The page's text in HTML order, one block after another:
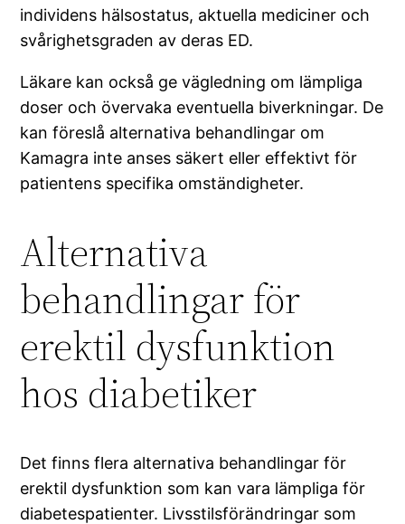
individens hälsostatus, aktuella mediciner och
svårighetsgraden av deras ED.
Läkare kan också ge vägledning om lämpliga
doser och övervaka eventuella biverkningar. De
kan föreslå alternativa behandlingar om
Kamagra inte anses säkert eller effektivt för
patientens specifika omständigheter.
Alternativa
behandlingar för
erektil dysfunktion
hos diabetiker
Det finns flera alternativa behandlingar för
erektil dysfunktion som kan vara lämpliga för
diabetespatienter. Livsstilsförändringar som